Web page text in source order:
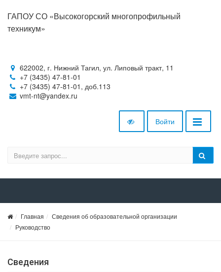
ГАПОУ СО «Высокогорский многопрофильный
техникум»
622002, г. Нижний Тагил, ул. Липовый тракт, 11
+7 (3435) 47-81-01
+7 (3435) 47-81-01, доб.113
vmt-nt@yandex.ru
Войти
Главная
Сведения об образовательной организации
Руководство
Сведения